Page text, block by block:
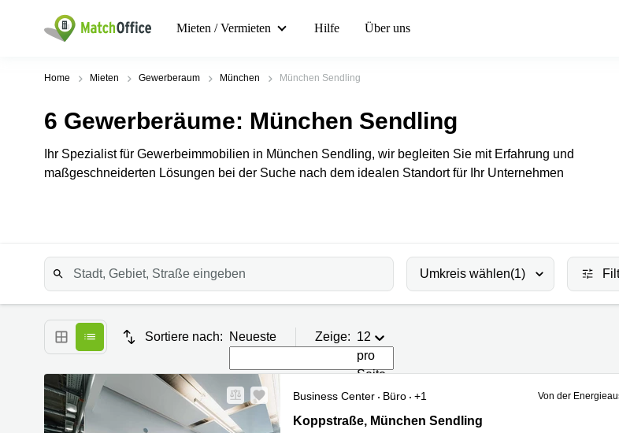
Mieten / Vermieten Hilfe Über uns
Home Mieten Gewerberaum München München Sendling
6 Gewerberäume: München Sendling
Ihr Spezialist für Gewerbeimmobilien in München Sendling, wir begleiten Sie mit Erfahrung und
maßgeschneiderten Lösungen bei der Suche nach dem idealen Standort für Ihr Unternehmen
Umkreis wählen(1)
Sortiere nach: Neueste Zeige: 12
pro
Seite
Business Center Büro +1 Von der
Koppstraße 12, München Sendling
Koppstraße, München Sendling